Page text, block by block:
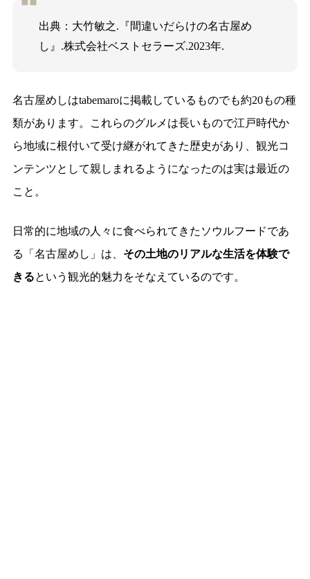
出典：大竹敏之.『間違いだらけの名古屋め
し』.株式会社ベストセラーズ.2023年.
名古屋めしはtabemaroに掲載しているものでも約20もの種
類があります。これらのグルメは長いもので江戸時代か
ら地域に根付いて受け継がれてきた歴史があり、観光コ
ンテンツとして親しまれるようになったのは実は最近の
こと。
日常的に地域の人々に食べられてきたソウルフードであ
る「名古屋めし」は、 その土地のリアルな生活を体験で
きるという観光的魅力をそなえているのです。